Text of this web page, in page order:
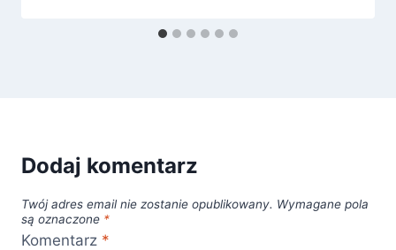
Dodaj komentarz
Twój adres email nie zostanie opublikowany. Wymagane pola
są oznaczone *
Komentarz *